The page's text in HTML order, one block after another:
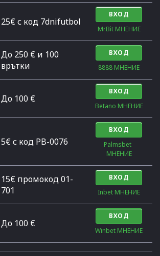
25€ с код 7dnifutbol
ВХОД
MrBit МНЕНИЕ
До 250 € и 100
врътки
ВХОД
8888 МНЕНИЕ
Дo 100 €
ВХОД
Betano МНЕНИЕ
5€ с код PB-0076
ВХОД
Palmsbet
МНЕНИЕ
15€ промокод 01-
701
ВХОД
Inbet МНЕНИЕ
До 100 €
ВХОД
Winbet МНЕНИЕ